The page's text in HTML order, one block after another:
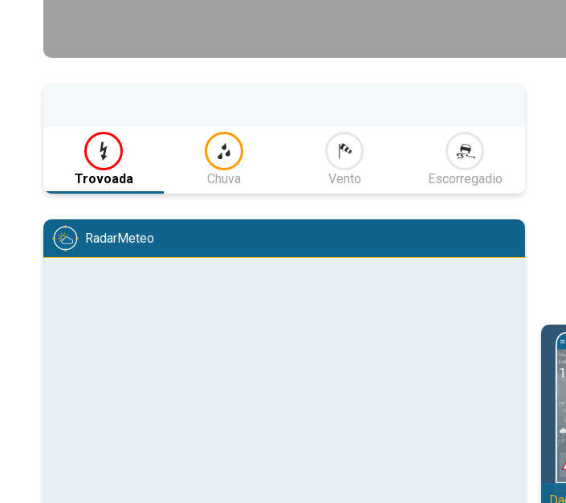
Trovoada Chuva Vento Escorregadio
RadarMeteo